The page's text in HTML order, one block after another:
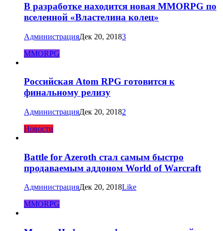
В разработке находится новая MMORPG по
вселенной «Властелина колец»
АдминистрацияДек 20, 20183
MMORPG
Российская Atom RPG готовится к
финальному релизу
АдминистрацияДек 20, 20182
Новости
Battle for Azeroth стал самым быстро
продаваемым аддоном World of Warcraft
АдминистрацияДек 20, 2018Like
MMORPG